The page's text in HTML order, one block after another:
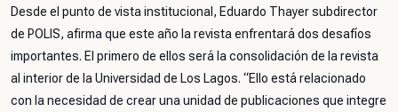
Desde el punto de vista institucional, Eduardo Thayer subdirector
de POLIS, afirma que este año la revista enfrentará dos desafíos
importantes. El primero de ellos será la consolidación de la revista
al interior de la Universidad de Los Lagos. “Ello está relacionado
con la necesidad de crear una unidad de publicaciones que integre